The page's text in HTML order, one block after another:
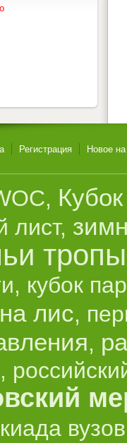
Регистрация Новое
,
лист,
тропы
, кубок
лис,
,
,
вузов